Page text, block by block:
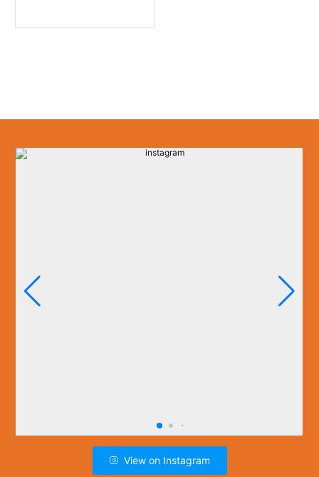
View on Instagram